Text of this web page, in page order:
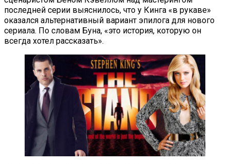
последней серии выяснилось, что у Кинга «в рукаве»
оказался альтернативный вариант эпилога для нового
сериала. По словам Буна, «это история, которую он
всегда хотел рассказать».